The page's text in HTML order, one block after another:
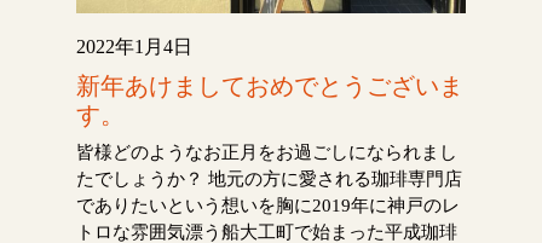
2022年1月4日
新年あけましておめでとうございま
す。
皆様どのようなお正月をお過ごしになられまし
たでしょうか？ 地元の方に愛される珈琲専門店
でありたいという想いを胸に2019年に神戸のレ
トロな雰囲気漂う船大工町で始まった平成珈琲